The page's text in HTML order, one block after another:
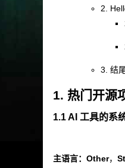
2.
3. 结
1. 热门开源
1.1 AI 工具的系
主语言：Other，